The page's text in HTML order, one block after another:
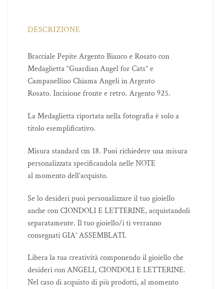
DESCRIZIONE
Bracciale Pepite Argento Bianco e Rosato con
Medaglietta “Guardian Angel for Cats” e
Campanellino Chiama Angeli in Argento
Rosato. Incisione fronte e retro. Argento 925.
La Medaglietta riportata nella fotografia è solo a
titolo esemplificativo.
Misura standard cm 18. Puoi richiedere una misura
personalizzata specificandola nelle NOTE
al momento dell’acquisto.
Se lo desideri puoi personalizzare il tuo gioiello
anche con CIONDOLI E LETTERINE, acquistandoli
separatamente. Il tuo gioiello/i ti verranno
consegnati GIA’ ASSEMBLATI.
Libera la tua creatività componendo il gioiello che
desideri con ANGELI, CIONDOLI E LETTERINE.
Nel caso di acquisto di più prodotti, al momento